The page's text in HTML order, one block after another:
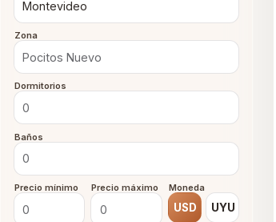
Zona
Dormitorios
Baños
Precio mínimo Precio máximo Moneda
USD UYU